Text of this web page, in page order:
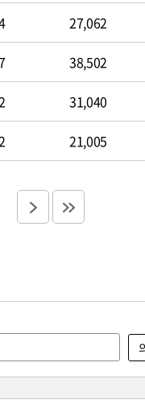
27,062
38,502
31,040
21,005